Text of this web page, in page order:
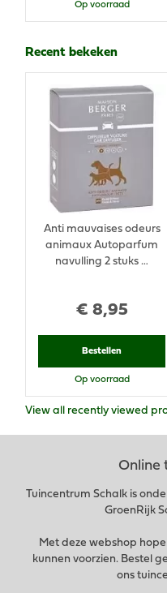
Op voorraad
Recent bekeken
€ 8,95
Anti mauvaises odeurs
animaux Autoparfum
navulling 2 stuks …
Bestellen
Op voorraad
View all recently viewed
Online
Tuincentrum Schalk is
GroenRijk
Met deze webshop
kunnen voorzien. Bestel
ons